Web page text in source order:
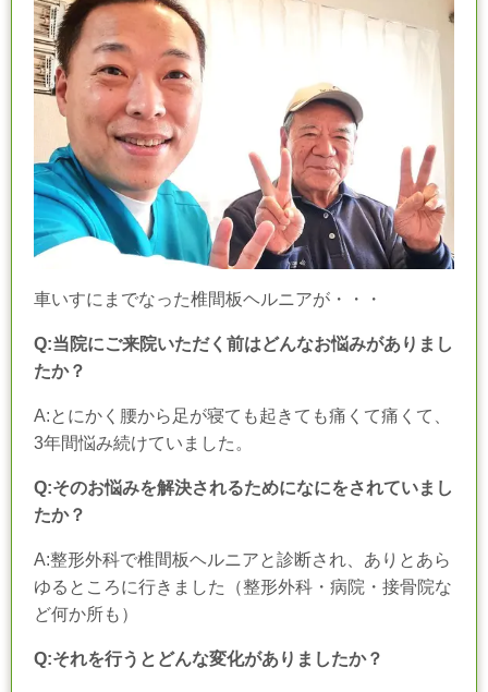
車いすにまでなった椎間板ヘルニアが・・・
Q:当院にご来院いただく前はどんなお悩みがありまし
たか？
A:とにかく腰から足が寝ても起きても痛くて痛くて、
3年間悩み続けていました。
Q:そのお悩みを解決されるためになにをされていまし
たか？
A:整形外科で椎間板ヘルニアと診断され、ありとあら
ゆるところに行きました（整形外科・病院・接骨院な
ど何か所も）
Q:それを行うとどんな変化がありましたか？